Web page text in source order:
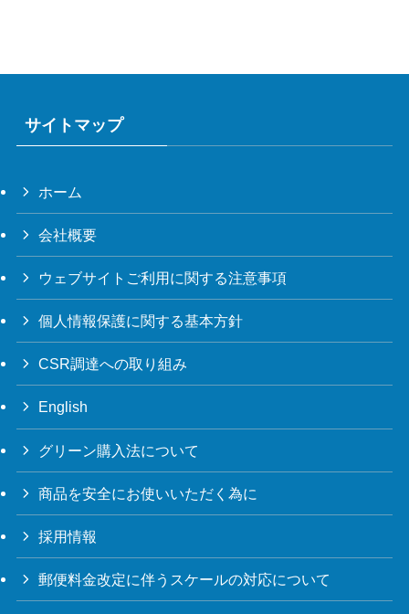
サイトマップ
ホーム
会社概要
ウェブサイトご利用に関する注意事項
個人情報保護に関する基本方針
CSR調達への取り組み
English
グリーン購入法について
商品を安全にお使いいただく為に
採用情報
郵便料金改定に伴うスケールの対応について